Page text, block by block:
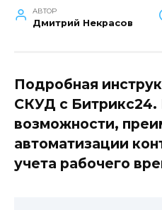
АВТОР
Дмитрий Некрасов
Подробная
СКУД с Битрикс24.
возможности,
автоматизации
учета рабочего